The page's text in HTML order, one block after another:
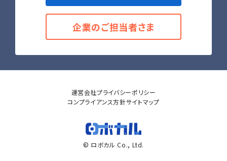
企業のご担当者さま
運営会社プライバシーポリシー
コンプライアンス方針サイトマップ
© ロボカル Co., Ltd.